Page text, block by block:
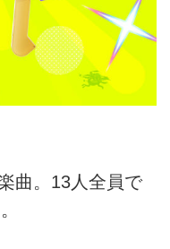
曲。13人全員で